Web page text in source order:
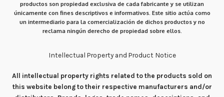
productos son propiedad exclusiva de cada fabricante y se utilizan
únicamente con fines descriptivos e informativos. Este sitio actúa como
un intermediario para la comercialización de dichos productos y no
reclama ningún derecho de propiedad sobre ellos.
Intellectual Property and Product Notice
All intellectual property rights related to the products sold on
this website belong to their respective manufacturers and/or